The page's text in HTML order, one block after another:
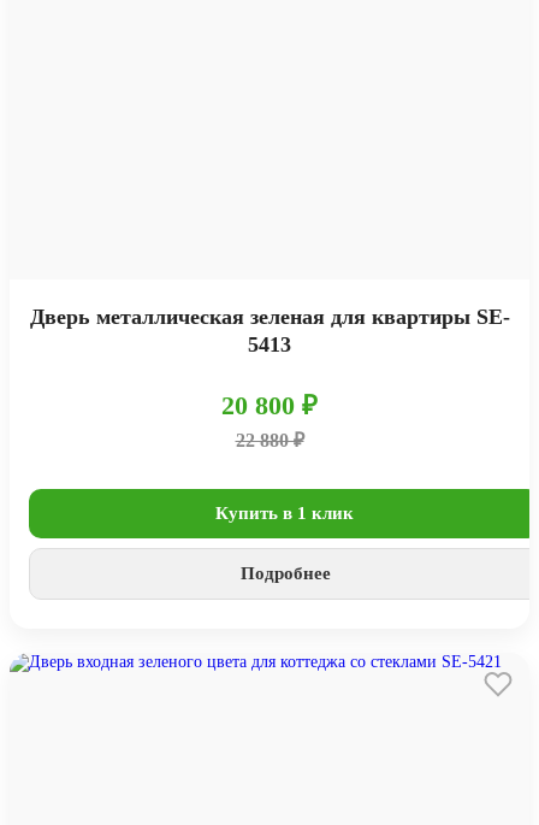
Дверь металлическая зеленая для квартиры SE-
5413
20 800 ₽
22 880 ₽
Купить в 1 клик
Подробнее